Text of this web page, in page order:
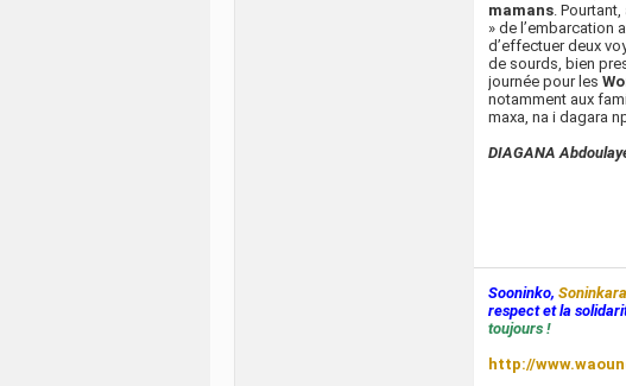
mamans.
» de l’embarcation
d’effectuer deux
de sourds, bien
journée pour les
notamment aux
maxa, na i dagara
DIAGANA
Sooninko,
respect et la
toujours !
http://